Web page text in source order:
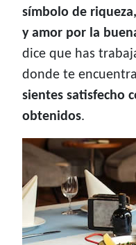
símbolo de
y amor por la
dice que has
donde te
sientes satisfecho
obtenidos.